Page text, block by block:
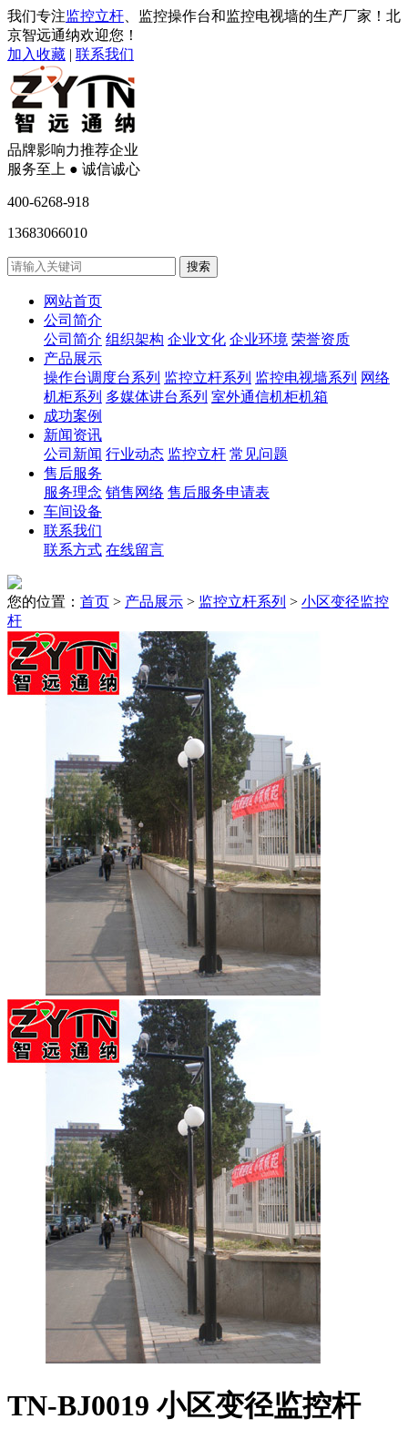
我们专注监控立杆 、监控操作台和监控电视墙的生产厂家！北
京智远通纳欢迎您！
加入收藏 | 联系我们
品牌影响力推荐企业
服务至上 ● 诚信诚心
400-6268-918
13683066010
网站首页
公司简介
公司简介 组织架构 企业文化 企业环境 荣誉资质
产品展示
操作台调度台系列 监控立杆系列 监控电视墙系列 网络
机柜系列 多媒体讲台系列 室外通信机柜机箱
成功案例
新闻资讯
公司新闻 行业动态 监控立杆 常见问题
售后服务
服务理念 销售网络 售后服务申请表
车间设备
联系我们
联系方式 在线留言
您的位置： 首页 > 产品展示 > 监控立杆系列 > 小区变径监控
杆
TN-BJ0019 小区变径监控杆